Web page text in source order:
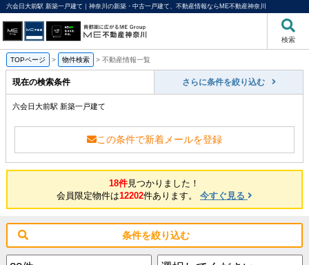
六会日大前駅 新築一戸建て｜神奈川の新築・中古一戸建て、不動産情報ならME不動産神奈川
検索
TOPページ > 物件検索 > 不動産情報一覧
現在の検索条件 さらに条件を絞り込む
六会日大前駅 新築一戸建て
この条件で新着メールを登録
18件見つかりました！
会員限定物件は12202件あります。 今すぐ見る
条件を絞り込む